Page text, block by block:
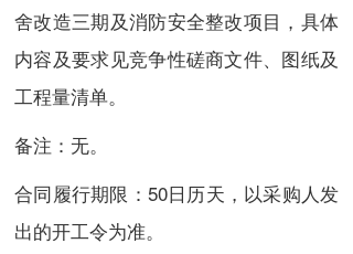
舍改造三期及消防安全整改项目，具体
内容及要求见竞争性磋商文件、图纸及
工程量清单。
备注：无。
合同履行期限：50日历天，以采购人发
出的开工令为准。